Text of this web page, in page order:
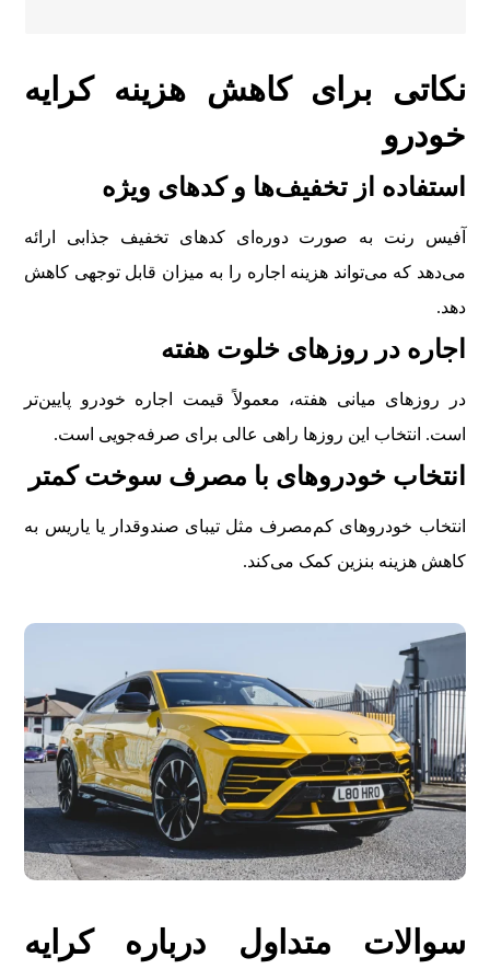
نکاتی برای کاهش هزینه کرایه
خودرو
استفاده از تخفیف‌ها و کدهای ویژه
آفیس رنت به صورت دوره‌ای کدهای تخفیف جذابی ارائه
می‌دهد که می‌تواند هزینه اجاره را به میزان قابل توجهی کاهش
دهد.
اجاره در روزهای خلوت هفته
در روزهای میانی هفته، معمولاً قیمت اجاره خودرو پایین‌تر
است. انتخاب این روزها راهی عالی برای صرفه‌جویی است.
انتخاب خودروهای با مصرف سوخت کمتر
انتخاب خودروهای کم‌مصرف مثل تیبای صندوقدار یا یاریس به
کاهش هزینه بنزین کمک می‌کند.
سوالات متداول درباره کرایه